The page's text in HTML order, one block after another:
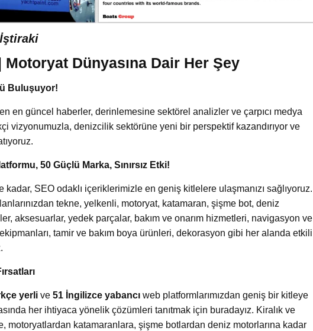
Motoryat Dünyasına Dair Her Şey
Buluşuyor!
en güncel haberler, derinlemesine sektörel analizler ve çarpıcı medya
vizyonumuzla, denizcilik sektörüne yeni bir perspektif kazandırıyor ve
50 Güçlü Marka, Sınırsız Etki!
SEO odaklı içeriklerimizle en geniş kitlelere ulaşmanızı sağlıyoruz.
tekne, yelkenli, motoryat, katamaran, şişme bot, deniz
aksesuarlar, yedek parçalar, bakım ve onarım hizmetleri, navigasyon ve
tamir ve bakım boya ürünleri, dekorasyon gibi her alanda etkili
yerli ve 51 İngilizce yabancı web platformlarımızdan geniş bir kitleye
her ihtiyaca yönelik çözümleri tanıtmak için buradayız. Kiralık ve
motoryatlardan katamaranlara, şişme botlardan deniz motorlarına kadar